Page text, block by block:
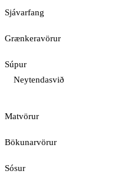
Sjávarfang
Grænkeravörur
Súpur
Neytendasvið
Matvörur
Bökunarvörur
Sósur